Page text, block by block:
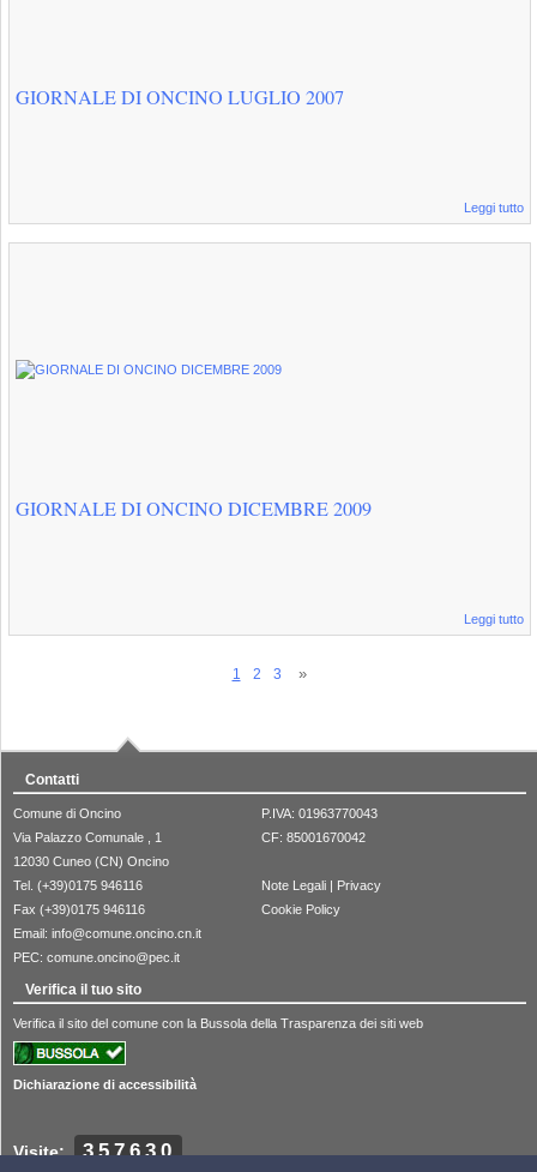
GIORNALE DI ONCINO LUGLIO 2007
Leggi tutto
GIORNALE DI ONCINO DICEMBRE 2009
Leggi tutto
1 2 3
Contatti
Comune di Oncino
Via Palazzo Comunale , 1
12030 Cuneo (CN) Oncino
Tel. (+39)0175 946116
Fax (+39)0175 946116
Email: info@comune.oncino.cn.it
PEC: comune.oncino@pec.it
P.IVA: 01963770043
CF: 85001670042
Note Legali | Privacy
Cookie Policy
Verifica il tuo sito
Verifica il sito del comune con la Bussola della Trasparenza dei siti web
Dichiarazione di accessibilità
Visite: 357630